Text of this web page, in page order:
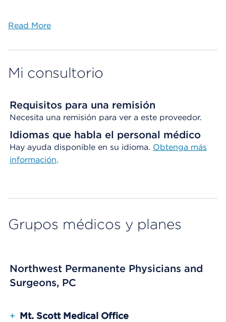
Read More
Mi consultorio
Requisitos para una remisión
Necesita una remisión para ver a este proveedor.
Idiomas que habla el personal médico
Hay ayuda disponible en su idioma. Obtenga más
información.
Grupos médicos y planes
Northwest Permanente Physicians and
Surgeons, PC
+ Mt. Scott Medical Office